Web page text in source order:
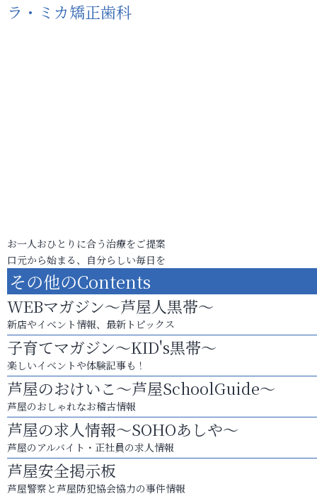
ラ・ミカ矯正歯科
お一人おひとりに合う治療をご提案
口元から始まる、自分らしい毎日を
その他のContents
WEBマガジン～芦屋人黒帯～
新店やイベント情報、最新トピックス
子育てマガジン～KID's黒帯～
楽しいイベントや体験記事も！
芦屋のおけいこ～芦屋SchoolGuide～
芦屋のおしゃれなお稽古情報
芦屋の求人情報～SOHOあしや～
芦屋のアルバイト・正社員の求人情報
芦屋安全掲示板
芦屋警察と芦屋防犯協会協力の事件情報